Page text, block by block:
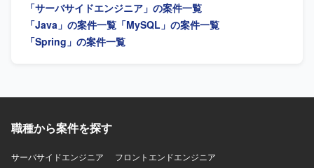
ジションの魅力】 決済代行システムのリプレイス案件にお
いて、上流工程から導入まで一貫して携わることができ、
業務要件定義から設計・開発まで幅広い経験を積むことが
できます。 【開発環境】 Javaを用いたシステム開発を行い
「サーバサイドエンジニア」の案件一覧
「Java」の案件一覧 「MySQL」の案件一覧
「Spring」の案件一覧
職種から案件を探す
サーバサイドエンジニア
フロントエンドエンジニア